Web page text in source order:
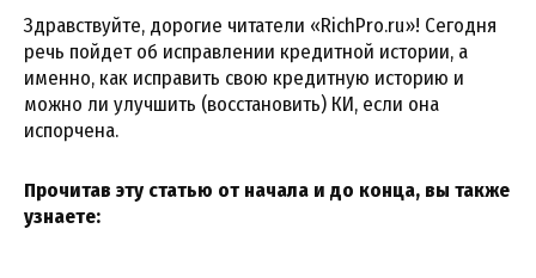
Здравствуйте, дорогие читатели «RichPro.ru»! Сегодня
речь пойдет об исправлении кредитной истории, а
именно, как исправить свою кредитную историю и
можно ли улучшить (восстановить) КИ, если она
испорчена.
Прочитав эту статью от начала и до конца, вы также
узнаете: